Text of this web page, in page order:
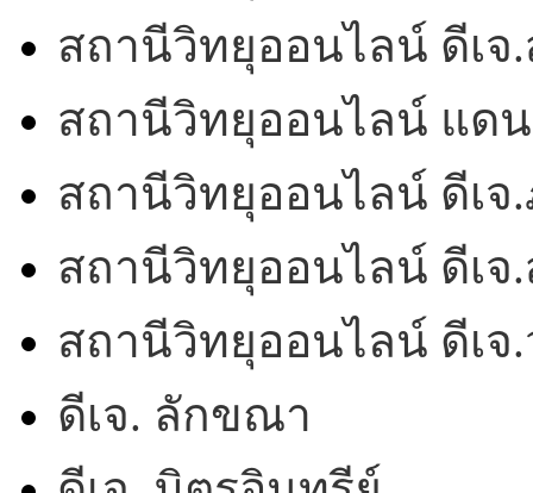
สถานีวิทยุออนไลน์ ดีเ
สถานีวิทยุออนไลน์ แดน
สถานีวิทยุออนไลน์ ดีเจ
สถานีวิทยุออนไลน์ ดีเจ
สถานีวิทยุออนไลน์ ดีเ
ดีเจ. ลักขณา